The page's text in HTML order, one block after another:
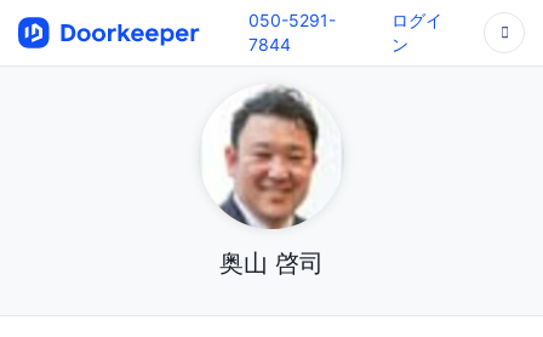
050-5291-
7844
ログイ
ン
奥山 啓司